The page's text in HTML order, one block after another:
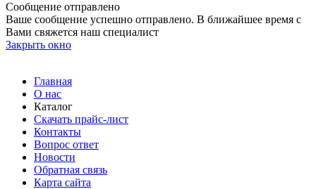
Сообщение отправлено
Ваше сообщение успешно отправлено. В ближайшее время с
Вами свяжется наш специалист
Закрыть окно
Главная
О нас
Каталог
Скачать прайс-лист
Контакты
Вопрос ответ
Новости
Обратная связь
Карта сайта